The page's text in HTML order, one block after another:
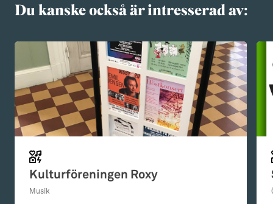
Du kanske också är intresserad av:
Kulturföreningen Roxy
Musik